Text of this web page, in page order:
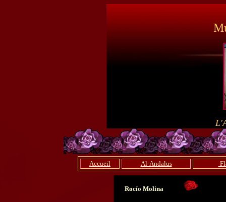
Accueil Al-Andalus
Rocío Molina